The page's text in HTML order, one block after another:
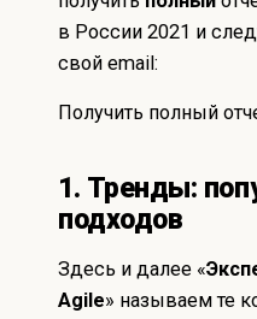
в России 2021 и
свой email:
Получить полный
1. Тренды:
подходов
Здесь и далее «
Agile» называем те